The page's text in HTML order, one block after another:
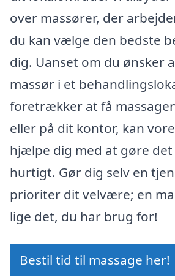
over massører, der
du kan vælge den bedste
dig. Uanset om du ønsker
massør i et
foretrækker at få
eller på dit kontor, kan
hjælpe dig med at gøre
hurtigt. Gør dig selv en
prioriter dit velvære; en
lige det, du har brug for!
Bestil tid til massage her!